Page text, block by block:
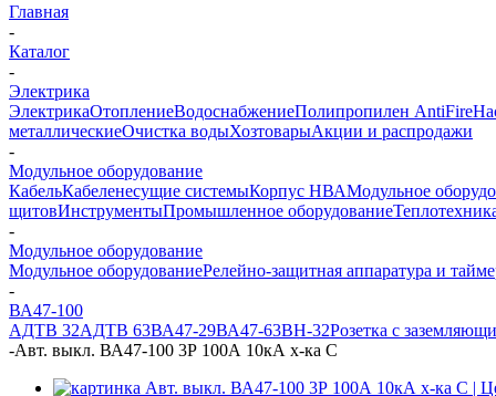
Главная
-
Каталог
-
Электрика
ЭлектрикаОтоплениеВодоснабжениеПолипропилен AntiFire
металлическиеОчистка водыХозтоварыАкции и распродажи
-
Модульное оборудование
КабельКабеленесущие системыКорпус НВАМодульное
щитовИнструментыПромышленное оборудование
-
Модульное оборудование
Модульное оборудованиеРелейно-защитная аппаратура и
-
ВА47-100
АДТВ 32АДТВ 63ВА47-29ВА47-63ВН-32Розетка с
-Авт. выкл. ВА47-100 3Р 100А 10кА х-ка С